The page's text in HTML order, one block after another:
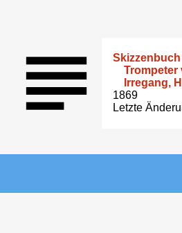
Skizzenbuch
Trompeter
Irregang,
1869
Letzte